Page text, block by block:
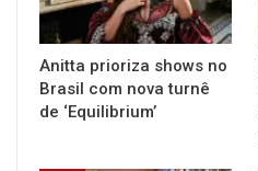
Anitta prioriza shows no
Brasil com nova turnê
de ‘Equilibrium’